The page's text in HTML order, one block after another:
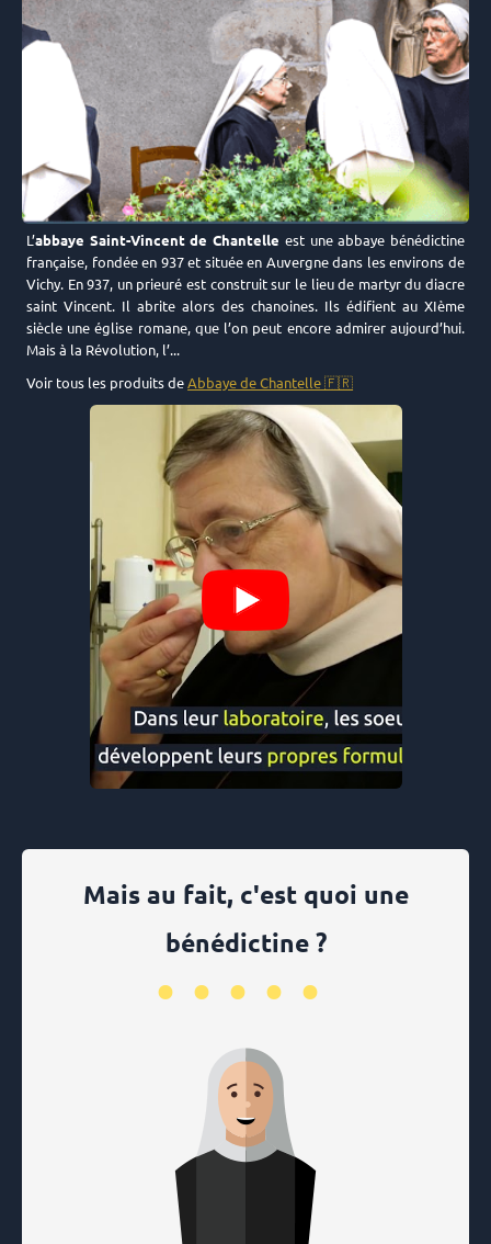
L’abbaye Saint-Vincent de Chantelle est une abbaye bénédictine
française, fondée en 937 et située en Auvergne dans les environs de
Vichy. En 937, un prieuré est construit sur le lieu de martyr du diacre
saint Vincent. Il abrite alors des chanoines. Ils édifient au XIème
siècle une église romane, que l’on peut encore admirer aujourd’hui.
Mais à la Révolution, l’...
Voir tous les produits deAbbaye de Chantelle 🇫🇷
Mais au fait, c'est quoi une
bénédictine ?
•••••